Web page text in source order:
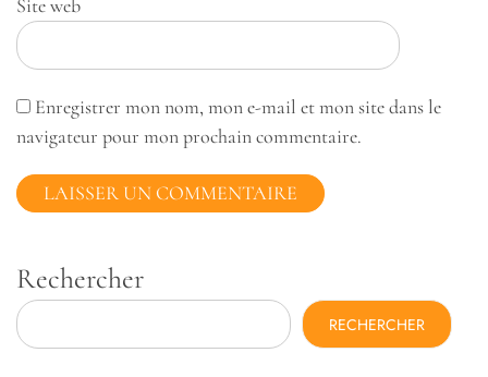
Site web
Enregistrer mon nom, mon e-mail et mon site dans le
navigateur pour mon prochain commentaire.
Rechercher
RECHERCHER